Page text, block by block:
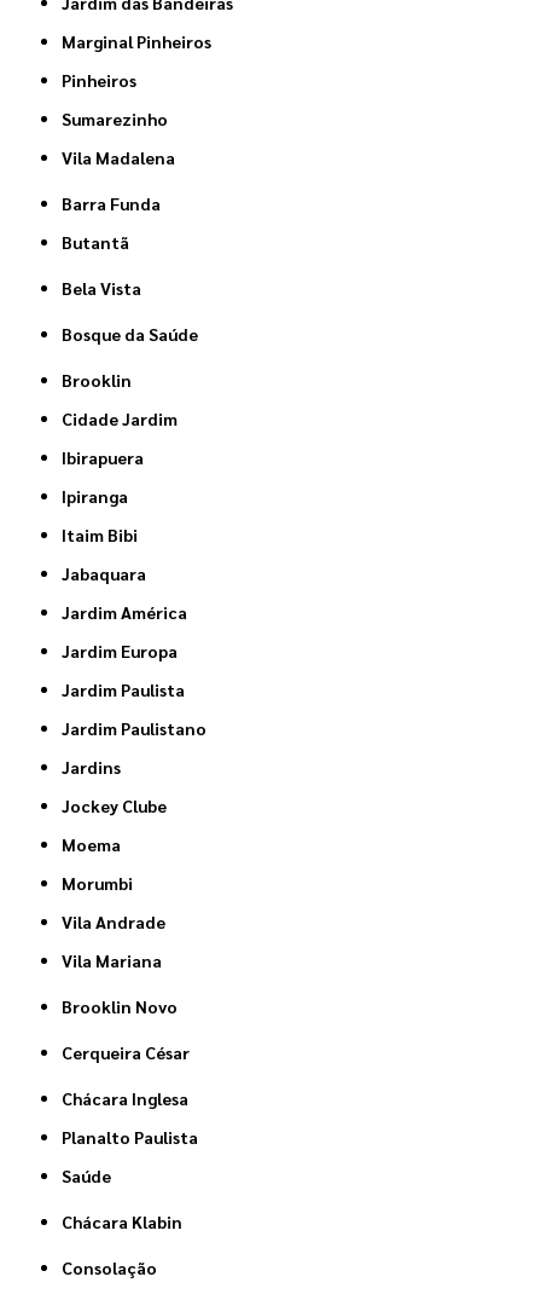
Marginal Pinheiros
Pinheiros
Sumarezinho
Vila Madalena
Barra Funda
Butantã
Bela Vista
Bosque da Saúde
Brooklin
Cidade Jardim
Ibirapuera
Ipiranga
Itaim Bibi
Jabaquara
Jardim América
Jardim Europa
Jardim Paulista
Jardim Paulistano
Jardins
Jockey Clube
Moema
Morumbi
Vila Andrade
Vila Mariana
Brooklin Novo
Cerqueira César
Chácara Inglesa
Planalto Paulista
Saúde
Chácara Klabin
Consolação